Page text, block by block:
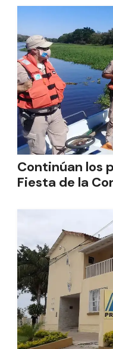
Continúan los
Fiesta de la